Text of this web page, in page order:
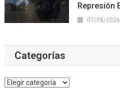
Represión
07/08/2026
Categorías
Categorías